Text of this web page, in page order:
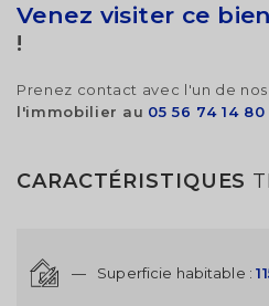
Venez visiter ce bien
!
Prenez contact avec l'un de
l'immobilier au 05 56 74 14 80
CARACTÉRISTIQUES
— Superficie habitable :